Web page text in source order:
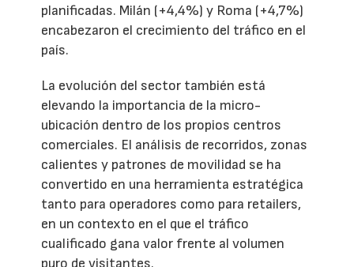
planificadas. Milán (+4,4%) y Roma (+4,7%)
encabezaron el crecimiento del tráfico en el
país.
La evolución del sector también está
elevando la importancia de la micro-
ubicación dentro de los propios centros
comerciales. El análisis de recorridos, zonas
calientes y patrones de movilidad se ha
convertido en una herramienta estratégica
tanto para operadores como para retailers,
en un contexto en el que el tráfico
cualificado gana valor frente al volumen
puro de visitantes.